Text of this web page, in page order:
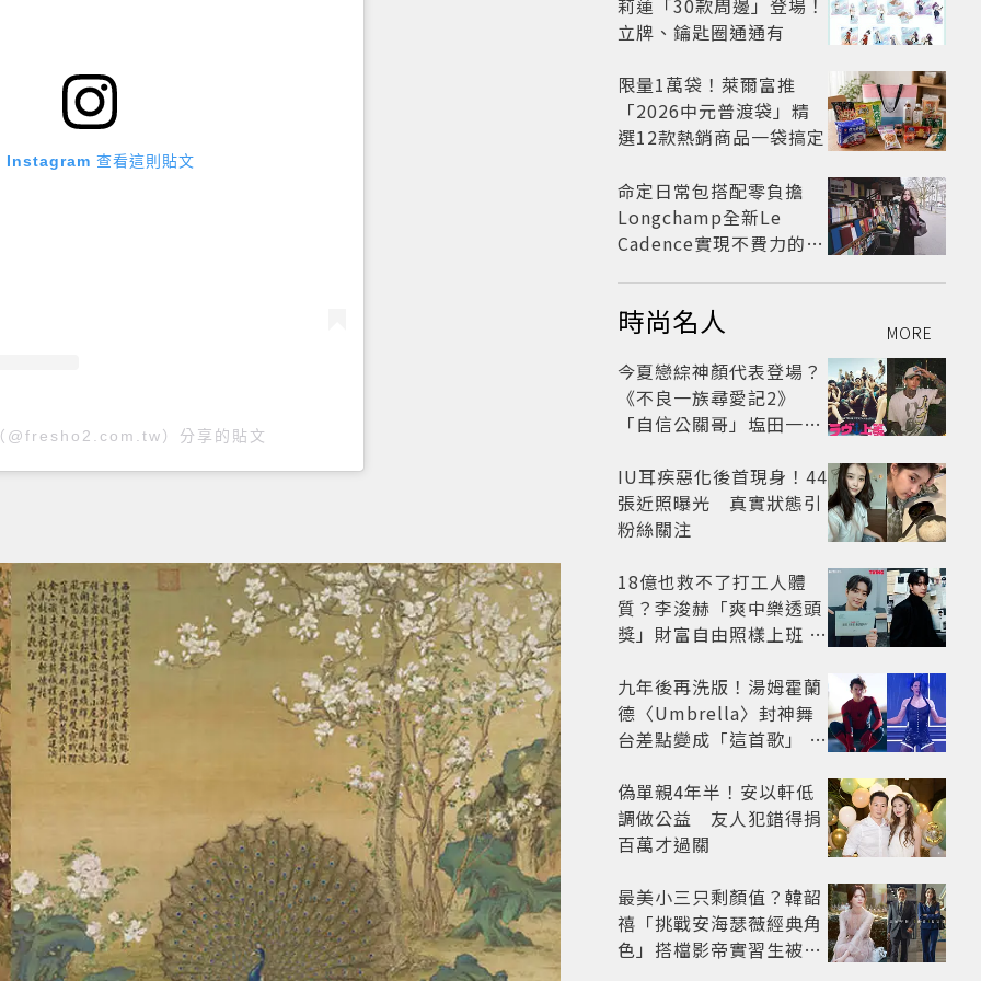
Instagram 查看這則貼文
@fresho2.com.tw）分享的貼文
莉蓮「30款周邊」登場！
立牌、鑰匙圈通通有
限量1萬袋！萊爾富推
「2026中元普渡袋」精
選12款熱銷商品一袋搞定
命定日常包搭配零負擔
Longchamp全新Le
Cadence實現不費力的從
時尚名人 MORE
今夏戀綜神顏代表登場？
《不良一族尋愛記2》
「自信公關哥」塩田一馬
老闆
IU耳疾惡化後首現身！44
張近照曝光 真實狀態引
粉絲關注
18億也救不了打工人體
質？李浚赫「爽中樂透頭
獎」財富自由照樣上班 西
九年後再洗版！湯姆霍蘭
德〈Umbrella〉封神舞
台差點變成「這首歌」 造
開
偽單親4年半！安以軒低
調做公益 友人犯錯得捐
百萬才過關
最美小三只剩顏值？韓韶
禧「挑戰安海瑟薇經典角
色」搭檔影帝實習生被